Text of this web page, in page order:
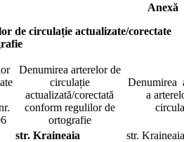
Anexă
de circulație actualizate/corectate
Denumirea arterelor de
circulație
actualizată/corectată
conform regulilor de
ortografie
Denumirea
a
str. Kraineaia
str. Kraineaia